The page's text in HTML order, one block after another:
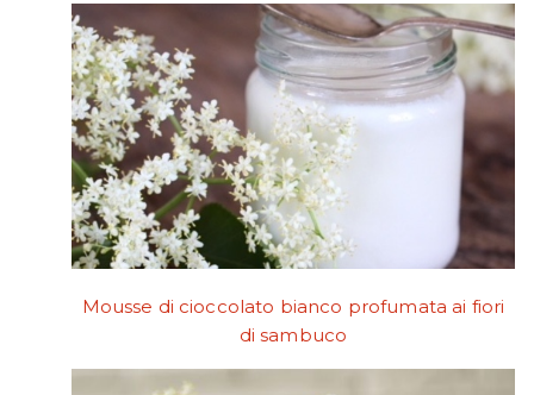
Mousse di cioccolato bianco profumata ai fiori
di sambuco